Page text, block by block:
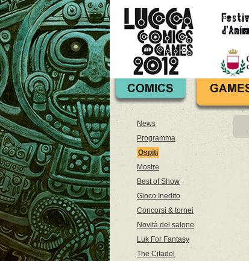
News
Programma
Ospiti
Mostre
Best of Show
Gioco Inedito
Concorsi & tornei
Novità del salone
Luk For Fantasy
The Citadel